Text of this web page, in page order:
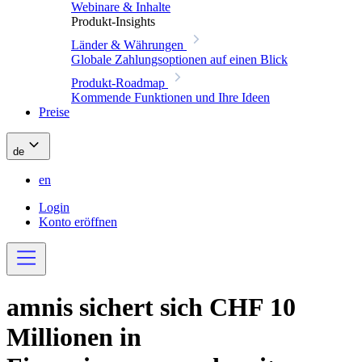
Webinare & Inhalte
Produkt-Insights
Länder & Währungen
Globale Zahlungsoptionen auf einen Blick
Produkt-Roadmap
Kommende Funktionen und Ihre Ideen
Preise
de
en
Login
Konto eröffnen
amnis sichert sich CHF 10
Millionen in